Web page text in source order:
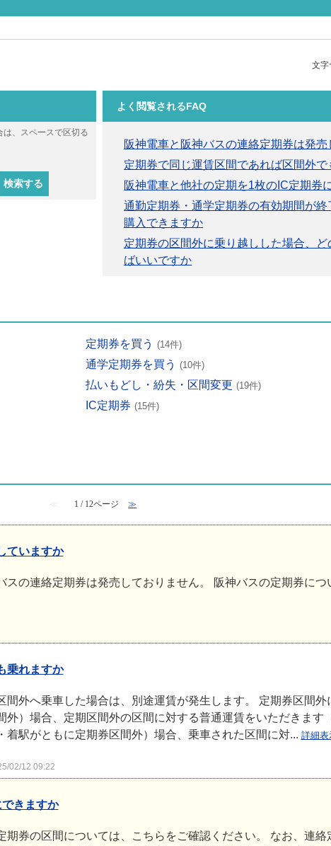
文字
、スペースで区切る
よく閲覧されるFAQ
阪神電車と阪神バスの連絡定期券は発
定期券で同じ運賃区間であれば区間外
阪神電車と他社の定期を1枚のIC定期券
通勤定期券・通学定期券の有効期間が終
購入できますか
定期券の区間外に乗り越しした場合、
ばいいですか
定期券を買う (14件)
通学定期券を買う (10件)
払いもどし・紛失・区間変更 (19件)
IC定期券 (15件)
≪ 1 / 12ページ ≫
ていますか
スの連絡定期券は発売しておりません。 阪神バスの定期券につ
乗れますか
外へ乗車した場合は、別途運賃が発生します。 定期券区間外
外）場合、定期区間外の区間に対する普通運賃をいただきます
着駅がともに定期券区間外）場合、乗車された区間に対... 詳細表
02/12 09:22
きますか
期券の区間については、こちらをご確認ください。 なお、連絡